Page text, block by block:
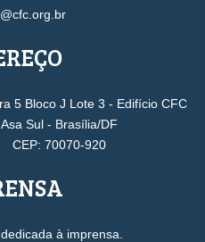
5 Bloco J Lote 3 - Edifício CFC
Asa Sul - Brasília/DF
CEP: 70070-920
à imprensa.